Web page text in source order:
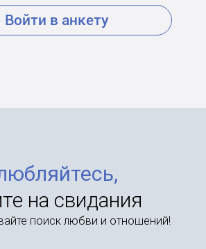
Войти в анкету
на свидания
поиск любви и отношений!